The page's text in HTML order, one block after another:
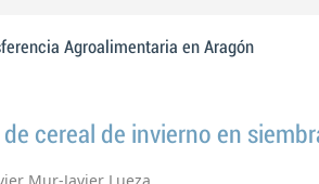
Agroalimentaria en Aragón
cereal de invierno en